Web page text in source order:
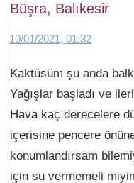
Büşra, Balıkesir
10/01/2021, 01:32
Kaktüsüm şu anda
Yağışlar başladı ve
Hava kaç derecelere
içerisine pencere
konumlandırsam
için su vermemeli